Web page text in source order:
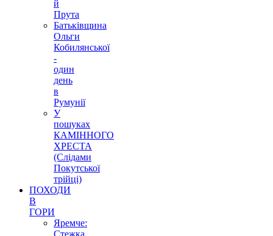
й
Прута
Батьківщина
Ольги
Кобилянської
-
один
день
в
Румунії
У
пошуках
КАМІННОГО
ХРЕСТА
(Слідами
Покутської
трійці)
ПОХОДИ
В
ГОРИ
Яремче:
Стежка